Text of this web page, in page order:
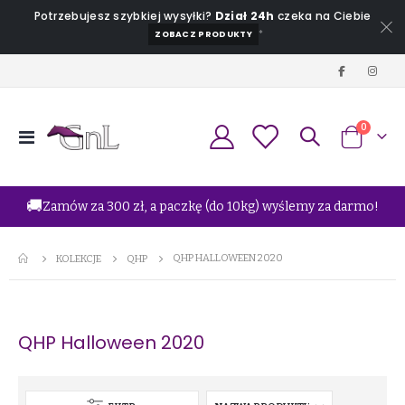
Potrzebujesz szybkiej wysyłki? Dział 24h czeka na Ciebie
ZOBACZ PRODUKTY *
Przełącznik
Koszyk
0
🚚Zamów za 300 zł, a paczkę (do 10kg) wyślemy za darmo!
KOLEKCJE QHP QHP HALLOWEEN 2020
QHP Halloween 2020